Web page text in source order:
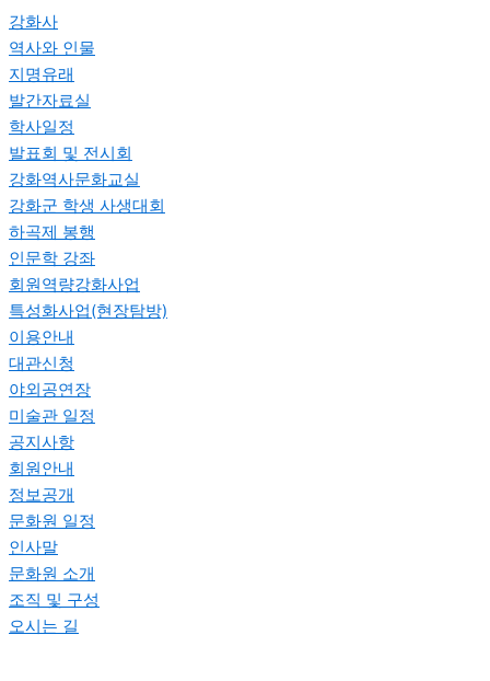
강화사
역사와 인물
지명유래
발간자료실
학사일정
발표회 및 전시회
강화역사문화교실
강화군 학생 사생대회
하곡제 봉행
인문학 강좌
회원역량강화사업
특성화사업(현장탐방)
이용안내
대관신청
야외공연장
미술관 일정
공지사항
회원안내
정보공개
문화원 일정
인사말
문화원 소개
조직 및 구성
오시는 길